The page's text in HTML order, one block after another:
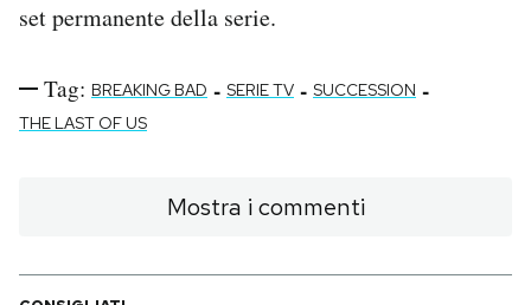
set permanente della serie.
Tag: BREAKING BAD - SERIE TV - SUCCESSION -
THE LAST OF US
Mostra i commenti